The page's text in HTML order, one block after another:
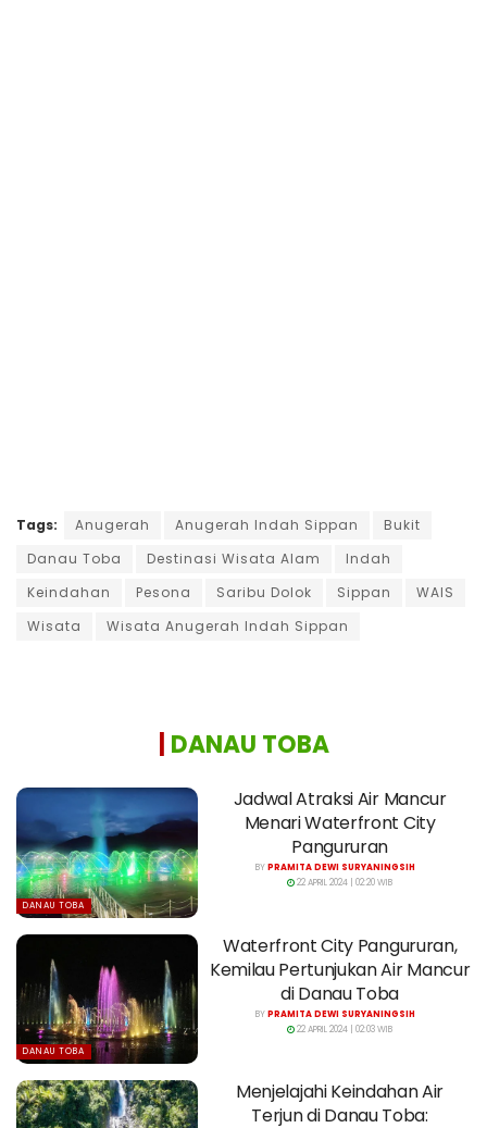
Tags: Anugerah Anugerah Indah Sippan
Bukit
Danau Toba
Destinasi Wisata Alam
Indah
Keindahan
Pesona Saribu Dolok Sippan
WAIS
Wisata
Wisata Anugerah Indah Sippan
DANAU TOBA
DANAU TOBA
Jadwal Atraksi Air Mancur
Menari Waterfront City
Pangururan
BYPRAMITA DEWI SURYANINGSIH
22 APRIL 2024 | 02:20 WIB
DANAU TOBA
Waterfront City Pangururan,
Kemilau Pertunjukan Air Mancur
di Danau Toba
BYPRAMITA DEWI SURYANINGSIH
22 APRIL 2024 | 02:03 WIB
Menjelajahi Keindahan Air
Terjun di Danau Toba: